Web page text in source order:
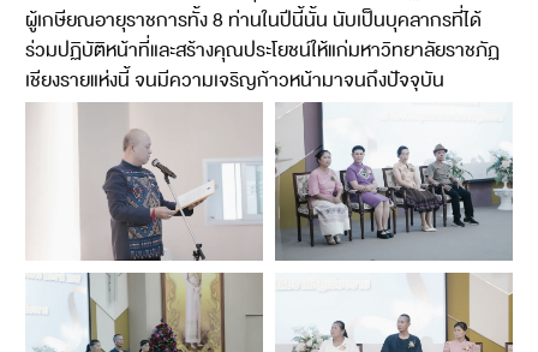
ผู้เกษียณอายุราชการทั้ง 8 ท่านในปีนี้นั้น นับเป็นบุคลากรที่ได้
ร่วมปฏิบัติหน้าที่และสร้างคุณประโยชน์ให้แก่มหาวิทยาลัยราชภัฏ
เชียงรายแห่งนี้ จนมีความเจริญก้าวหน้ามาจนถึงปัจจุบัน